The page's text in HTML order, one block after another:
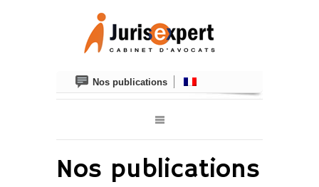
Nos publications
Nos publications